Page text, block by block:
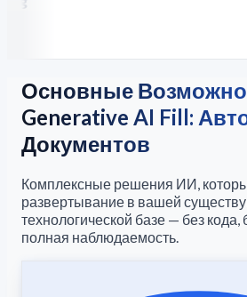
Основные
Generative AI Fill:
Документов
Комплексные решения ИИ,
развертывание в вашей
технологической базе — без кода,
полная наблюдаемость.